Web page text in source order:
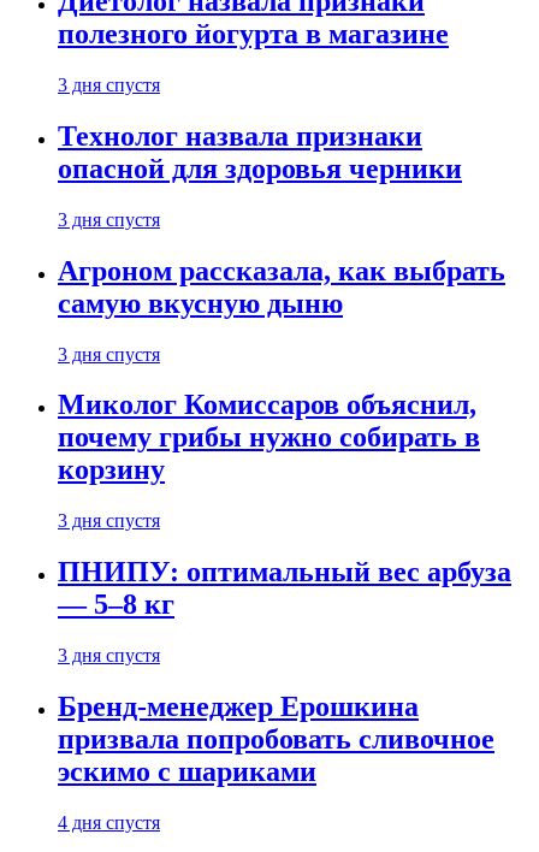
полезного йогурта в магазине
3 дня спустя
Технолог назвала признаки
опасной для здоровья черники
3 дня спустя
Агроном рассказала, как выбрать
самую вкусную дыню
3 дня спустя
Миколог Комиссаров объяснил,
почему грибы нужно собирать в
корзину
3 дня спустя
ПНИПУ: оптимальный вес арбуза
— 5–8 кг
3 дня спустя
Бренд-менеджер Ерошкина
призвала попробовать сливочное
эскимо с шариками
4 дня спустя